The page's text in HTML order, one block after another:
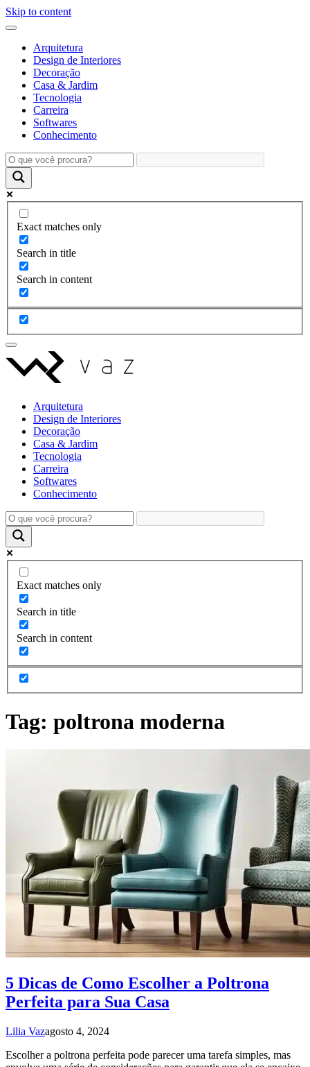
Skip to content
Arquitetura
Design de Interiores
Decoração
Casa & Jardim
Tecnologia
Carreira
Softwares
Conhecimento
Exact matches only
Search in title
Search in content
Arquitetura
Design de Interiores
Decoração
Casa & Jardim
Tecnologia
Carreira
Softwares
Conhecimento
Exact matches only
Search in title
Search in content
Tag: poltrona moderna
5 Dicas de Como Escolher a Poltrona
Perfeita para Sua Casa
Lilia Vazagosto 4, 2024
Escolher a poltrona perfeita pode parecer uma tarefa simples, mas